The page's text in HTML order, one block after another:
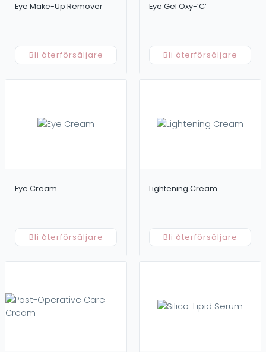
Eye Make-Up Remover
Bli återförsäljare
Eye Gel Oxy-’C’
Bli återförsäljare
Eye Cream
Bli återförsäljare
Lightening Cream
Bli återförsäljare